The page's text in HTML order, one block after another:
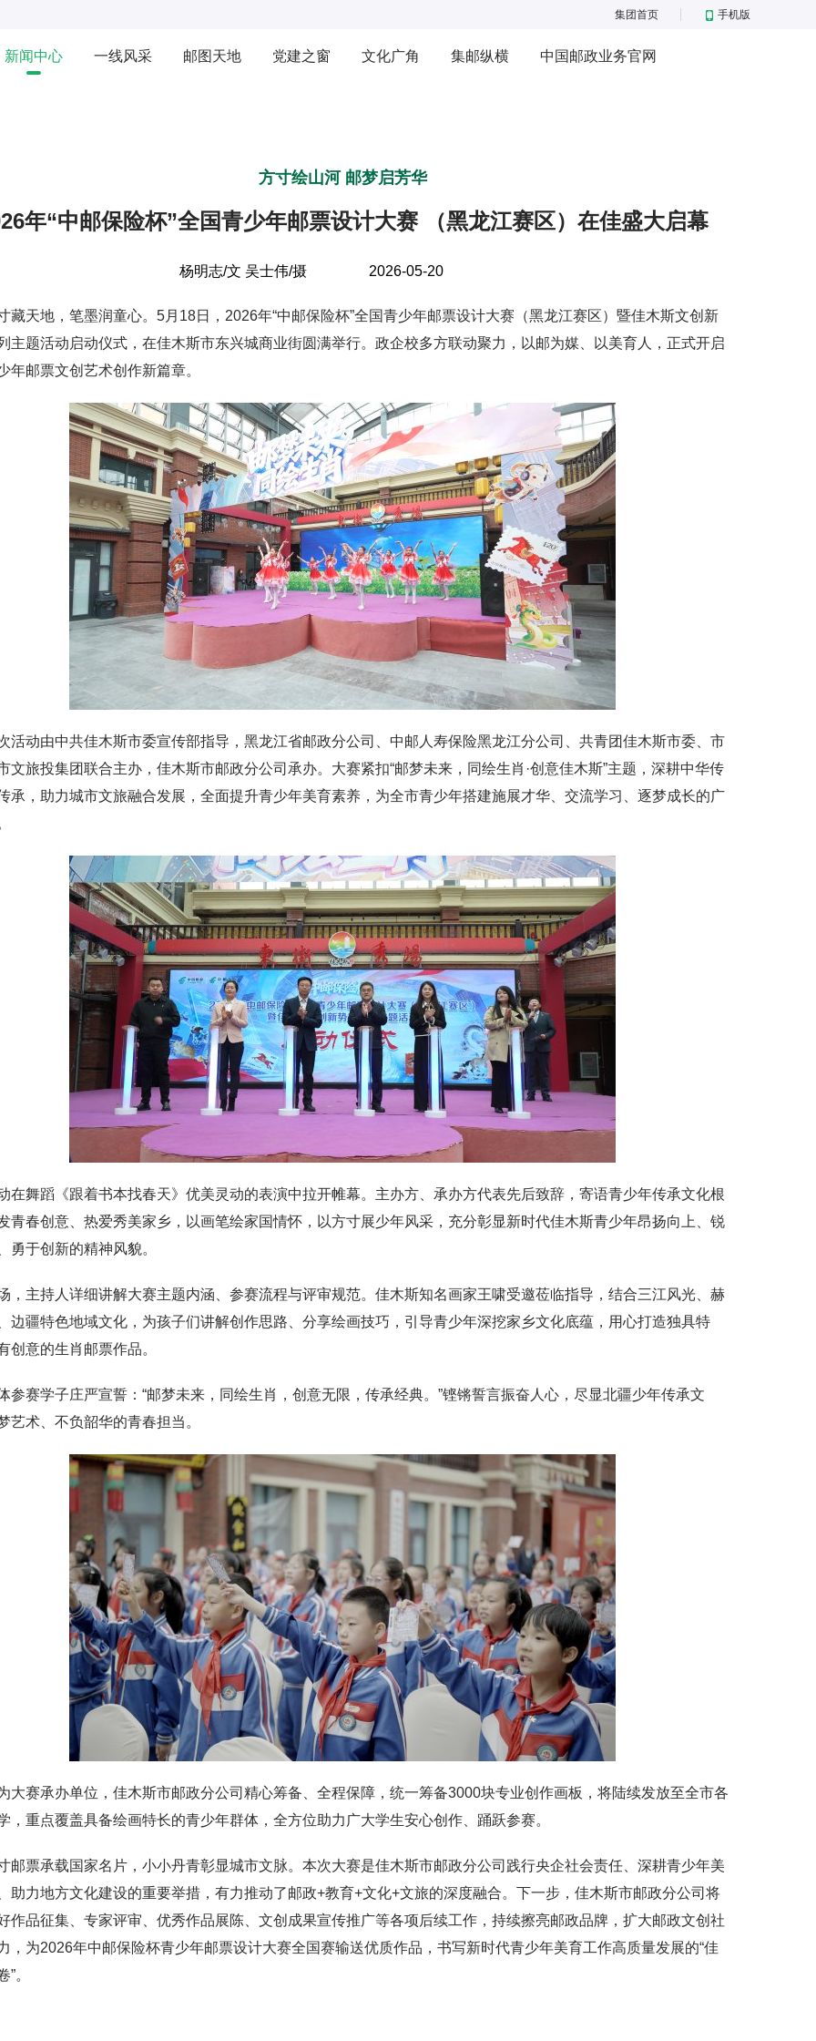
集团首页 手机版
新闻中心 一线风采 邮图天地 党建之窗 文化广角 集邮纵横 中国邮政业务官网
方寸绘山河 邮梦启芳华
年“中邮保险杯”全国青少年邮票设计大赛 （黑龙江赛区）在佳盛大启幕
杨明志/文 吴士伟/摄 2026-05-20
天地，笔墨润童心。5月18日，2026年“中邮保险杯”全国青少年邮票设计大赛（黑龙江赛区）暨佳木斯文创新
主题活动启动仪式，在佳木斯市东兴城商业街圆满举行。政企校多方联动聚力，以邮为媒、以美育人，正式开启
年邮票文创艺术创作新篇章。
动由中共佳木斯市委宣传部指导，黑龙江省邮政分公司、中邮人寿保险黑龙江分公司、共青团佳木斯市委、市
文旅投集团联合主办，佳木斯市邮政分公司承办。大赛紧扣“邮梦未来，同绘生肖·创意佳木斯”主题，深耕中华传
承，助力城市文旅融合发展，全面提升青少年美育素养，为全市青少年搭建施展才华、交流学习、逐梦成长的广
舞蹈《跟着书本找春天》优美灵动的表演中拉开帷幕。主办方、承办方代表先后致辞，寄语青少年传承文化根
青春创意、热爱秀美家乡，以画笔绘家国情怀，以方寸展少年风采，充分彰显新时代佳木斯青少年昂扬向上、锐
勇于创新的精神风貌。
主持人详细讲解大赛主题内涵、参赛流程与评审规范。佳木斯知名画家王啸受邀莅临指导，结合三江风光、赫
边疆特色地域文化，为孩子们讲解创作思路、分享绘画技巧，引导青少年深挖家乡文化底蕴，用心打造独具特
创意的生肖邮票作品。
赛学子庄严宣誓：“邮梦未来，同绘生肖，创意无限，传承经典。”铿锵誓言振奋人心，尽显北疆少年传承文
艺术、不负韶华的青春担当。
赛承办单位，佳木斯市邮政分公司精心筹备、全程保障，统一筹备3000块专业创作画板，将陆续发放至全市各
，重点覆盖具备绘画特长的青少年群体，全方位助力广大学生安心创作、踊跃参赛。
票承载国家名片，小小丹青彰显城市文脉。本次大赛是佳木斯市邮政分公司践行央企社会责任、深耕青少年美
助力地方文化建设的重要举措，有力推动了邮政+教育+文化+文旅的深度融合。下一步，佳木斯市邮政分公司将
作品征集、专家评审、优秀作品展陈、文创成果宣传推广等各项后续工作，持续擦亮邮政品牌，扩大邮政文创社
，为2026年中邮保险杯青少年邮票设计大赛全国赛输送优质作品，书写新时代青少年美育工作高质量发展的“佳
”。